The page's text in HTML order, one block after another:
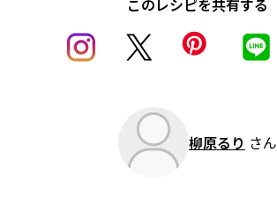
このレシピを共有する
柳原るり さん